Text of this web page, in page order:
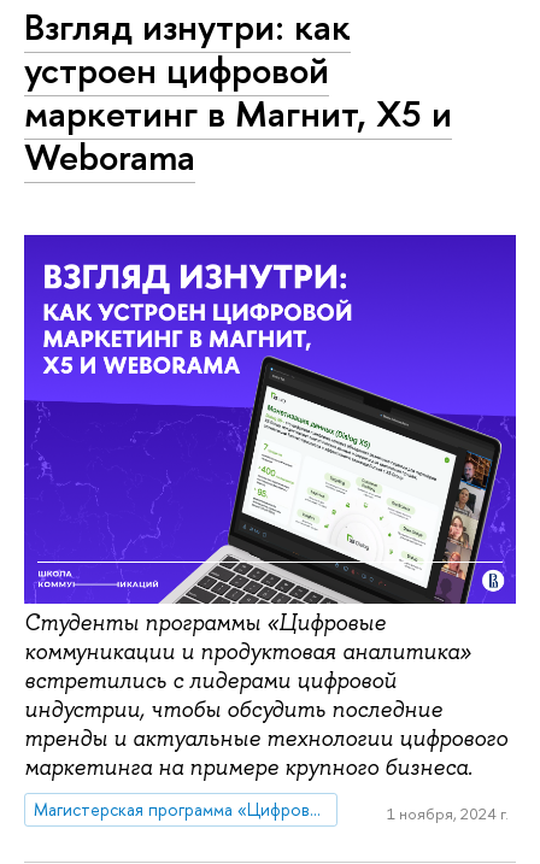
Взгляд изнутри: как
устроен цифровой
маркетинг в Магнит, X5 и
Weborama
Студенты программы «Цифровые
коммуникации и продуктовая аналитика»
встретились с лидерами цифровой
индустрии, чтобы обсудить последние
тренды и актуальные технологии цифрового
маркетинга на примере крупного бизнеса.
Магистерская программа «Цифровые коммуникации и продуктовая аналитика» 1 ноября, 2024 г.